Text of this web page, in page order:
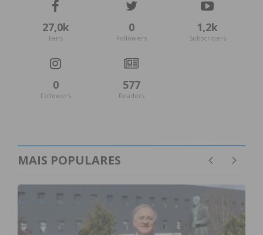
27,0k
Fans
0
Followers
1,2k
Subscribers
0
Followers
577
Readers
MAIS POPULARES